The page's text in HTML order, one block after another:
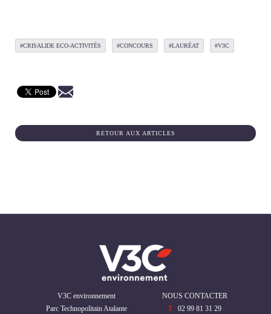
#CRISALIDE ECO-ACTIVITÉS #CONCOURS #LAURÉAT #V3C
RETOUR AUX ARTICLES
V3C environnement
Parc Technopolitain Atalante
NOUS CONTACTER
T
02 99 81 31 29